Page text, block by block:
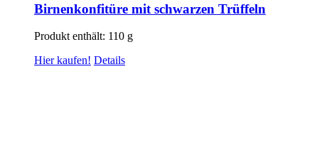
Birnenkonfitüre mit schwarzen Trüffeln
Produkt enthält: 110 g
Hier kaufen! Details